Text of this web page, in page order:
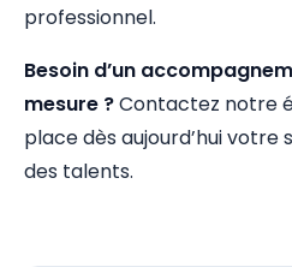
professionnel.
Besoin d’un
mesure ?Contactez notre
place dès aujourd’hui votre
des talents.